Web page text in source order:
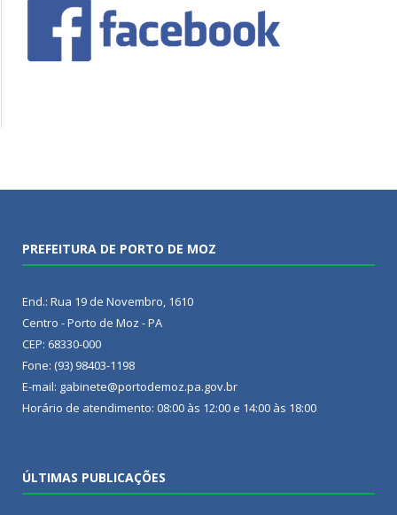
PREFEITURA DE PORTO DE MOZ
End.: Rua 19 de Novembro, 1610
Centro - Porto de Moz - PA
CEP: 68330-000
Fone: (93) 98403-1198
E-mail: gabinete@portodemoz.pa.gov.br
Horário de atendimento: 08:00 às 12:00 e 14:00 às 18:00
ÚLTIMAS PUBLICAÇÕES